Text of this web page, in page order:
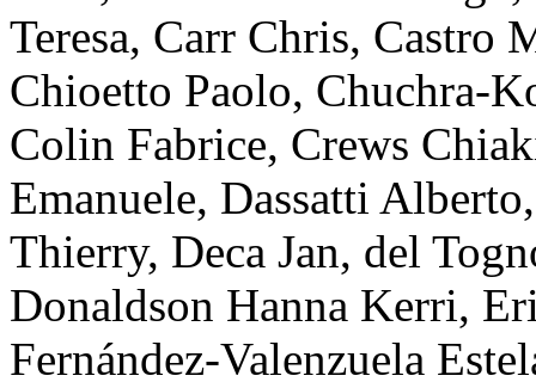
Teresa, Carr Chris, Castro
Chioetto Paolo, Chuchra-
Colin Fabrice, Crews
Emanuele, Dassatti Alberto
Thierry, Deca Jan, del
Donaldson Hanna Kerri,
Fernández-Valenzuela